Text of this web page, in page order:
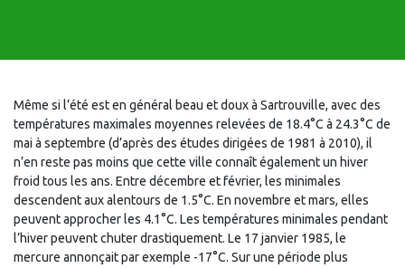
Même si l’été est en général beau et doux à Sartrouville, avec des
températures maximales moyennes relevées de 18.4°C à 24.3°C de
mai à septembre (d’après des études dirigées de 1981 à 2010), il
n’en reste pas moins que cette ville connaît également un hiver
froid tous les ans. Entre décembre et février, les minimales
descendent aux alentours de 1.5°C. En novembre et mars, elles
peuvent approcher les 4.1°C. Les températures minimales pendant
l’hiver peuvent chuter drastiquement. Le 17 janvier 1985, le
mercure annonçait par exemple -17°C. Sur une période plus